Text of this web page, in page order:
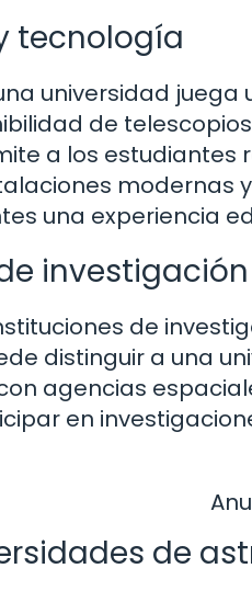
tecnología
universidad
de
a los estudiantes
una experiencia
de
distinguir a una
agencias
en
de